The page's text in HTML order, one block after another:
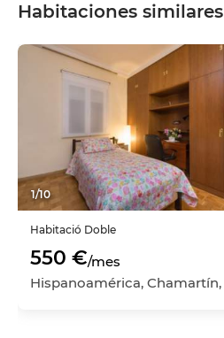
Habitaciones similares
1/10
Habitació Doble
550 €/mes